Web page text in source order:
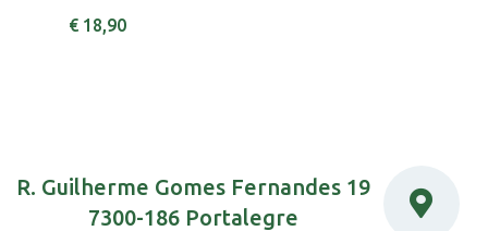
€ 18,90
R. Guilherme Gomes Fernandes 19
7300-186 Portalegre